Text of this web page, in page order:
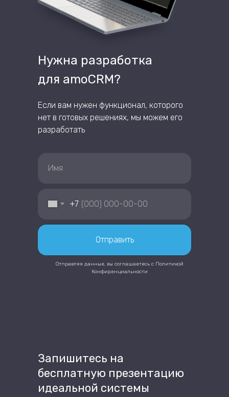
Нужна разработка
для amoCRM?
Если вам нужен функционал, которого
нет в готовых решениях, мы можем его
разработать
+7
Отправить
Отправляя данные, вы соглашаетесь с Политикой
Конфиденциальности
Запишитесь на
бесплатную презентацию
идеальной системы